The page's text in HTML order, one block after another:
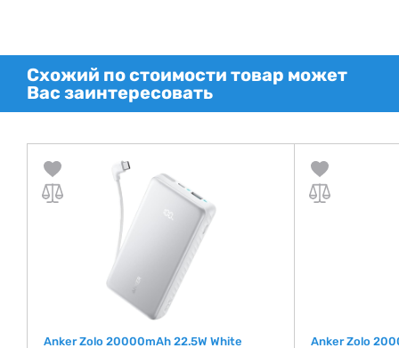
Схожий по стоимости товар может
Вас заинтересовать
Anker Zolo 20000mAh 22.5W White
Anker Zolo